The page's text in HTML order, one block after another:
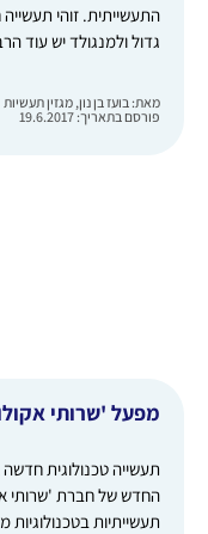
התעשייתית. זוהי
גדול ולמנגולד יש עוד
מאת: בועז בן נון, מגזין תעשיות
פורסם בתאריך: 19.6.2017
מפעל 'שרותי
תעשייה טכנולוגית
החדש של חברת 'שרותי
תעשייתיות